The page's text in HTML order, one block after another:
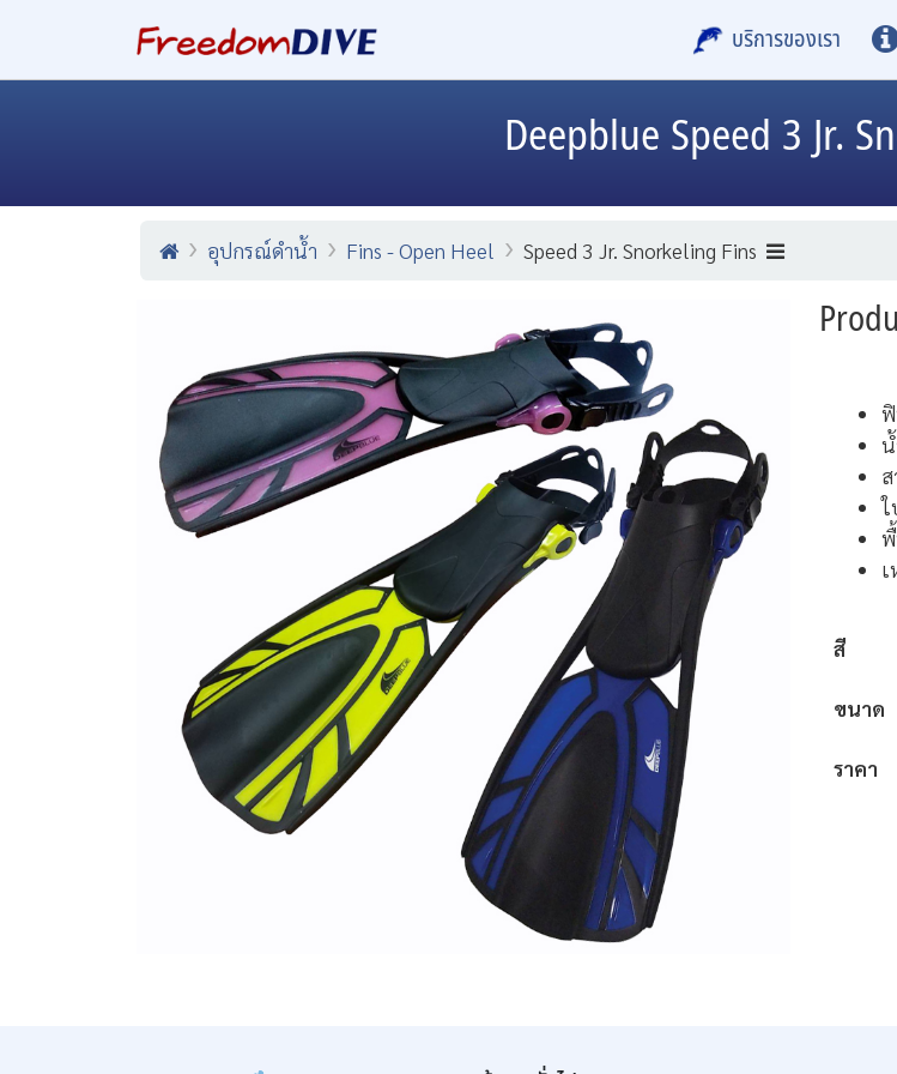
บริการของเรา
Deepblue Speed 3 Jr.
อุปกรณ์ดำน้ำ Fins - Open Heel Speed 3 Jr. Snorkeling Fins
สี
ขนาด
ราคา